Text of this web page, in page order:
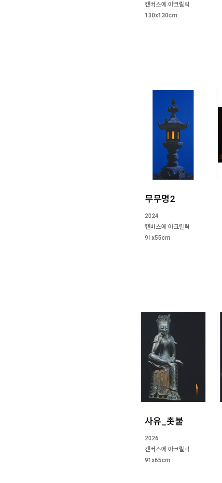
캔버스에 아크릴릭
130x130cm
무무명2
2024
캔버스에 아크릴릭
91x55cm
사유_촛불
2026
캔버스에 아크릴릭
91x65cm